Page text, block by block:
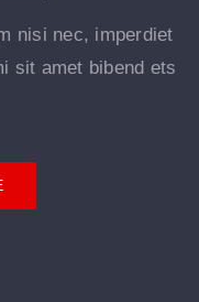
nisi nec, imperdiet
sit amet bibend ets